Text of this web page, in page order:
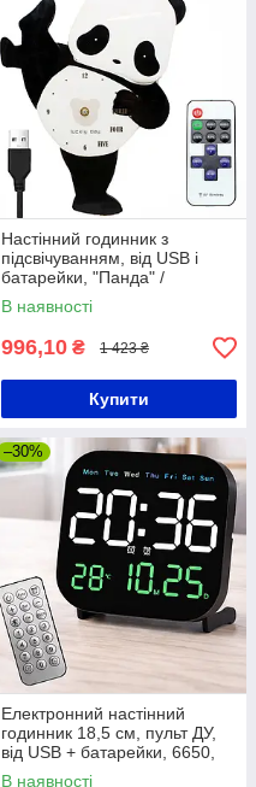
Настінний годинник з
підсвічуванням, від USB і
батарейки, "Панда" /
Настінний годинник з LED
підсвічуванням / Годинник на
В наявності
996,10 ₴ 1 423 ₴
Купити
–30%
Електронний настінний
годинник 18,5 см, пульт ДУ,
від USB + батарейки, 6650,
Чорний / Цифровий годинник
В наявності